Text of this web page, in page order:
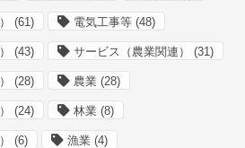
(61) 電気工事等 (48)
(43) サービス（農業関連） (31)
(28) 農業 (28)
(24) 林業 (8)
(6) 漁業 (4)